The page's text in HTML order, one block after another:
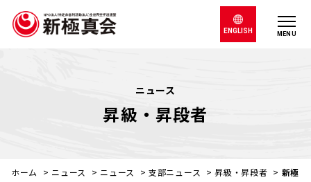
MENU
ENGLISH
ニュース
昇級・昇段者
ホーム > ニュース > ニュース >支部ニュース >昇級・昇段者 > 新極